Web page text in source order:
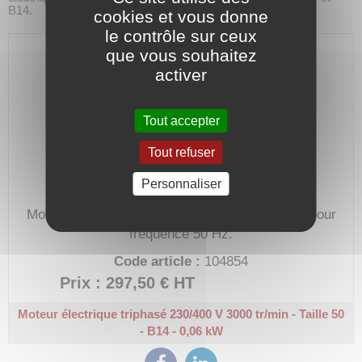
B14.
Moteur électrique triphasé de petite puissance pour
fréquence 50 Hz.
Code article : 104854
Prix : 297,50 € HT
Moteur électrique triphasé 230/400 V 3000 tr/min - Taille 50
- B14 - 0,06 kW
cookies et vous donne
le contrôle sur ceux
que vous souhaitez
activer
Tout accepter
Tout refuser
Personnaliser